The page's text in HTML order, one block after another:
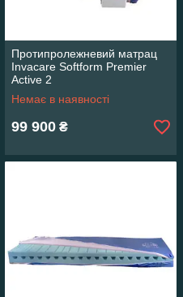
Протипролежневий матрац
Invacare Softform Premier
Active 2
Немає в наявності
99 900 ₴